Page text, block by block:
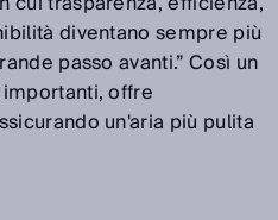
diventano sempre più
passo avanti.” Così un
offre
un'aria più pulita